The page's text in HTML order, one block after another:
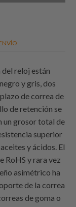
reloj están
y gris, dos
de correa de
de retención se
un grosor total de
superior
y ácidos. El
RoHS y rara vez
asimétrico ha
de la correa
de goma o